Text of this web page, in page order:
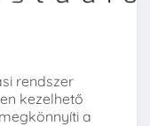
rendszer
kezelhető
a